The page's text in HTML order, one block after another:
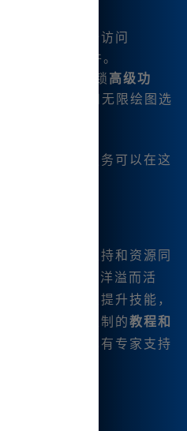
，让您完全访问
，无需任何条件。
，您将解锁 高级功
无限对话访问和无限绘图选
发现没有其他服务可以在这
能套件。
择平台时，支持和资源同
绘画
社区热情洋溢而活
程，还是希望提升技能，
量身定制的教程和
任何问题，也有专家支持